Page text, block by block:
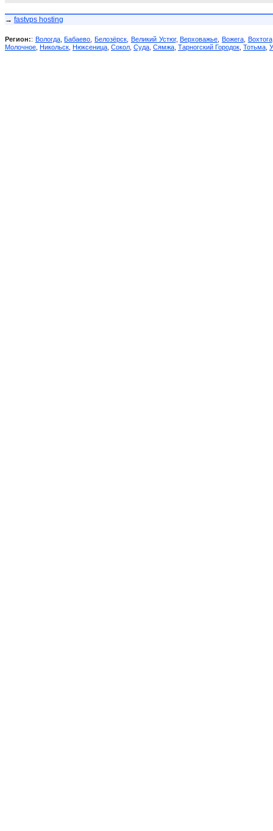
→ fastvps hosting
Регион:: Вологда,Бабаево ,Белозёрск Великий Устюг,Верховажье Вожега, Вохтога
Молочное Никольск Нюксеница Сокол Суда Сямжа Тарногский Городок Тотьма